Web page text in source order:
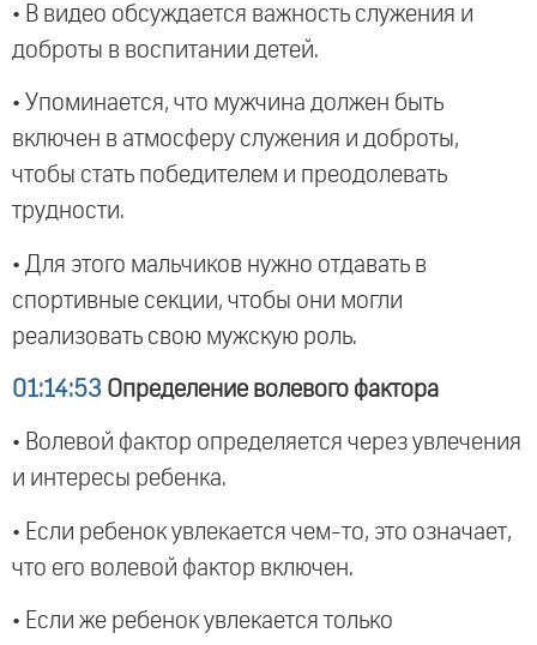
• В видео обсуждается важность служения и
доброты в воспитании детей.
• Упоминается, что мужчина должен быть
включен в атмосферу служения и доброты,
чтобы стать победителем и преодолевать
трудности.
• Для этого мальчиков нужно отдавать в
спортивные секции, чтобы они могли
реализовать свою мужскую роль.
01:14:53 Определение волевого фактора
• Волевой фактор определяется через увлечения
и интересы ребенка.
• Если ребенок увлекается чем-то, это означает,
что его волевой фактор включен.
• Если же ребенок увлекается только